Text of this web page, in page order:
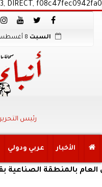
DIRECT, f08c47fec0942fa0
السبت
رئيس التحرير
الأخبار عربي ودولي
الصناعية بقويسنا إلى